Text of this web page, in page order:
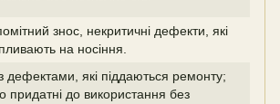
знос, некритичні дефекти, які
на носіння.
дефектами, які піддаються ремонту;
придатні до використання без